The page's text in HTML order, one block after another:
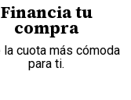
Financia tu
compra
la cuota más cómoda
para ti.